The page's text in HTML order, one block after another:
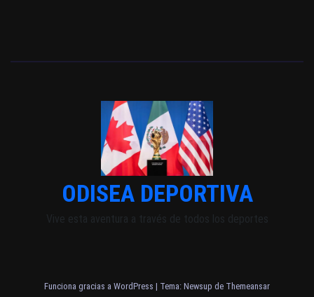
ODISEA DEPORTIVA
Vive esta aventura a través de todos los deportes
Funciona gracias a WordPress | Tema: Newsup de Themeansar